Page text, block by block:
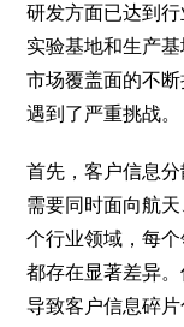
研发方面已达到
实验基地和生产
市场覆盖面的不
遇到了严重挑战。
首先，客户信息
需要同时面向航
个行业领域，每
都存在显著差异
导致客户信息碎